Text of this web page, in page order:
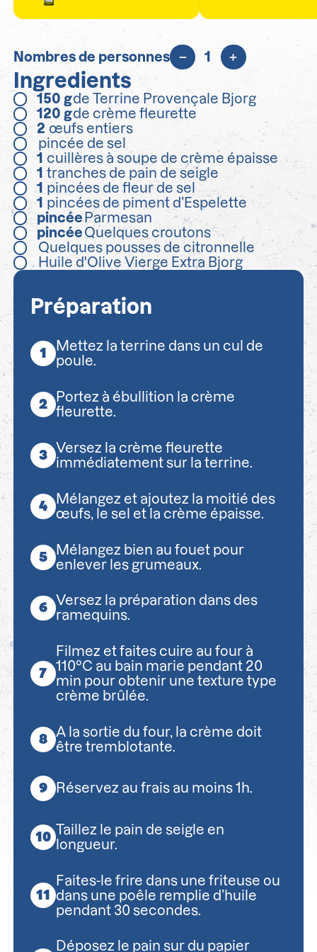
Nombres de personnes 1
Ingredients
150 gde Terrine Provençale Bjorg
120 gde crème fleurette
2 œufs entiers
pincée de sel
1 cuillères à soupe de crème épaisse
1 tranches de pain de seigle
1 pincées de fleur de sel
1 pincées de piment d’Espelette
pincée Parmesan
pincéeQuelques croutons
Quelques pousses de citronnelle
Huile d'Olive Vierge Extra Bjorg
Préparation
Mettez la terrine dans un cul de
poule.
Portez à ébullition la crème
fleurette.
Versez la crème fleurette
immédiatement sur la terrine.
Mélangez et ajoutez la moitié des
œufs, le sel et la crème épaisse.
Mélangez bien au fouet pour
enlever les grumeaux.
Versez la préparation dans des
ramequins.
Filmez et faites cuire au four à
110°C au bain marie pendant 20
min pour obtenir une texture type
crème brûlée.
A la sortie du four, la crème doit
être tremblotante.
Réservez au frais au moins 1h.
Taillez le pain de seigle en
longueur.
Faites-le frire dans une friteuse ou
dans une poêle remplie d’huile
pendant 30 secondes.
Déposez le pain sur du papier